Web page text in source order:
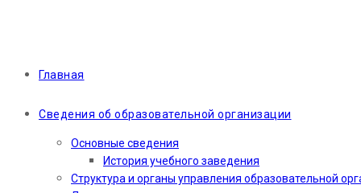
Главная
Сведения об образовательной организации
Основные сведения
История учебного заведения
Структура и органы управления образовательной